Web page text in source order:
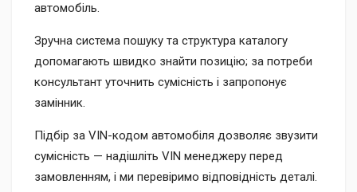
автомобіль.
Зручна система пошуку та структура каталогу
допомагають швидко знайти позицію; за потреби
консультант уточнить сумісність і запропонує
замінник.
Підбір за VIN-кодом автомобіля дозволяє звузити
сумісність — надішліть VIN менеджеру перед
замовленням, і ми перевіримо відповідність деталі.